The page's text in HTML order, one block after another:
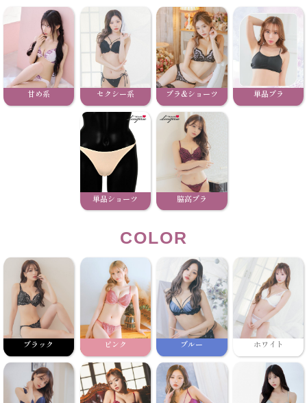
甘め系 セクシー系 ブラ&ショーツ 単品ブラ
単品ショーツ 脇高ブラ
COLOR
ブラック ピンク ブルー ホワイト